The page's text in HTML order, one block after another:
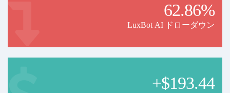
62.86%
LuxBot AI ドローダウン
+$193.44